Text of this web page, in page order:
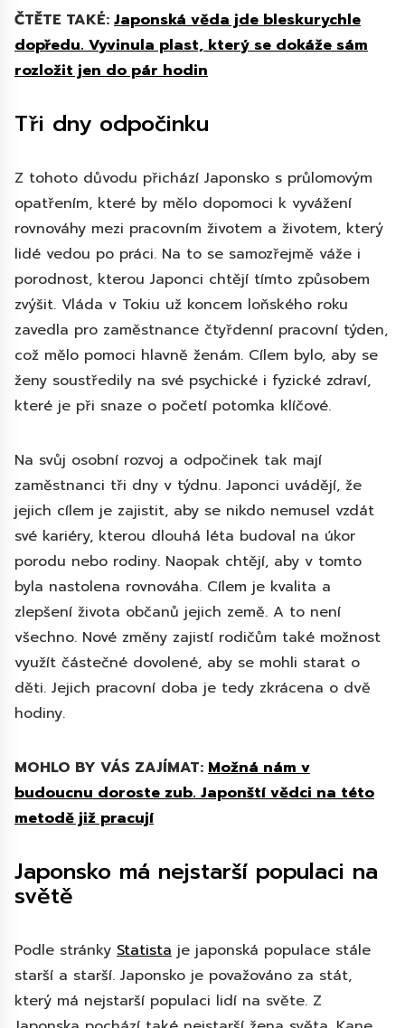
ČTĚTE TAKÉ: Japonská věda jde bleskurychle
dopředu. Vyvinula plast, který se dokáže sám
rozložit jen do pár hodin
Tři dny odpočinku
Z tohoto důvodu přichází Japonsko s průlomovým
opatřením, které by mělo dopomoci k vyvážení
rovnováhy mezi pracovním životem a životem, který
lidé vedou po práci. Na to se samozřejmě váže i
porodnost, kterou Japonci chtějí tímto způsobem
zvýšit. Vláda v Tokiu už koncem loňského roku
zavedla pro zaměstnance čtyřdenní pracovní týden,
což mělo pomoci hlavně ženám. Cílem bylo, aby se
ženy soustředily na své psychické i fyzické zdraví,
které je při snaze o početí potomka klíčové.
Na svůj osobní rozvoj a odpočinek tak mají
zaměstnanci tři dny v týdnu. Japonci uvádějí, že
jejich cílem je zajistit, aby se nikdo nemusel vzdát
své kariéry, kterou dlouhá léta budoval na úkor
porodu nebo rodiny. Naopak chtějí, aby v tomto
byla nastolena rovnováha. Cílem je kvalita a
zlepšení života občanů jejich země. A to není
všechno. Nové změny zajistí rodičům také možnost
využít částečné dovolené, aby se mohli starat o
děti. Jejich pracovní doba je tedy zkrácena o dvě
hodiny.
MOHLO BY VÁS ZAJÍMAT: Možná nám v
budoucnu doroste zub. Japonští vědci na této
metodě již pracují
Japonsko má nejstarší populaci na
světě
Podle stránky Statista je japonská populace stále
starší a starší. Japonsko je považováno za stát,
který má nejstarší populaci lidí na světe. Z